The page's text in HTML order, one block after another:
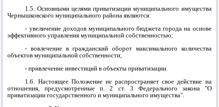
1.5. Основными целями приватизации муниципального имущества
Чернышковского муниципального районаявляются:
- увеличение доходов муниципального бюджета города на основе
эффективного управления муниципальной собственностью;
- вовлечение в гражданский оборот максимального количества
объектов муниципальной собственности;
- привлечение инвестиций в объекты приватизации.
1.6. Настоящее Положение не распространяет свое действие на
отношения, предусмотренные п. 2 ст. 3 Федерального закона "О
приватизации государственного и муниципального имущества".